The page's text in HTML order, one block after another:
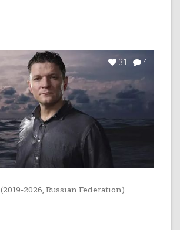
31 4
(2019-2026, Russian Federation)